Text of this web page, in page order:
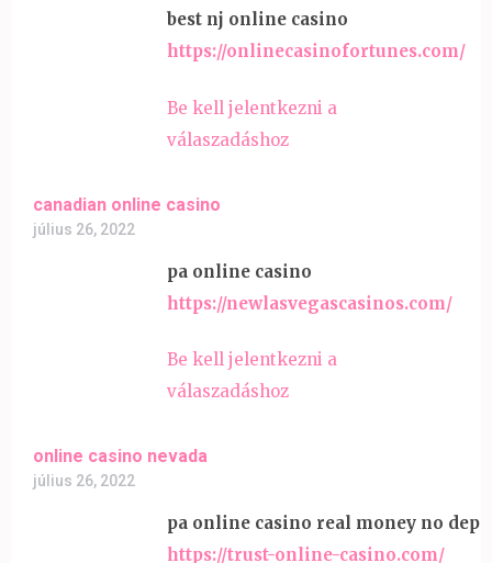
best nj online casino
https://onlinecasinofortunes.com/
Be kell jelentkezni a
válaszadáshoz
canadian online casino
július 26, 2022
pa online casino
https://newlasvegascasinos.com/
Be kell jelentkezni a
válaszadáshoz
online casino nevada
július 26, 2022
pa online casino real money no
https://trust-online-casino.com/